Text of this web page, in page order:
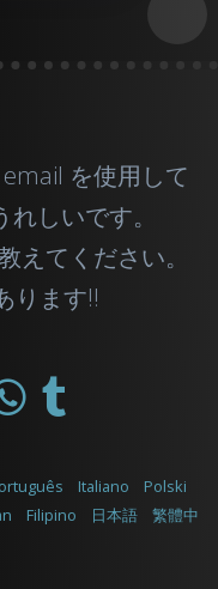
email を使用して
しいです。
えてください。
ります!!
Italiano
Polski
Filipino 日本語
繁體中